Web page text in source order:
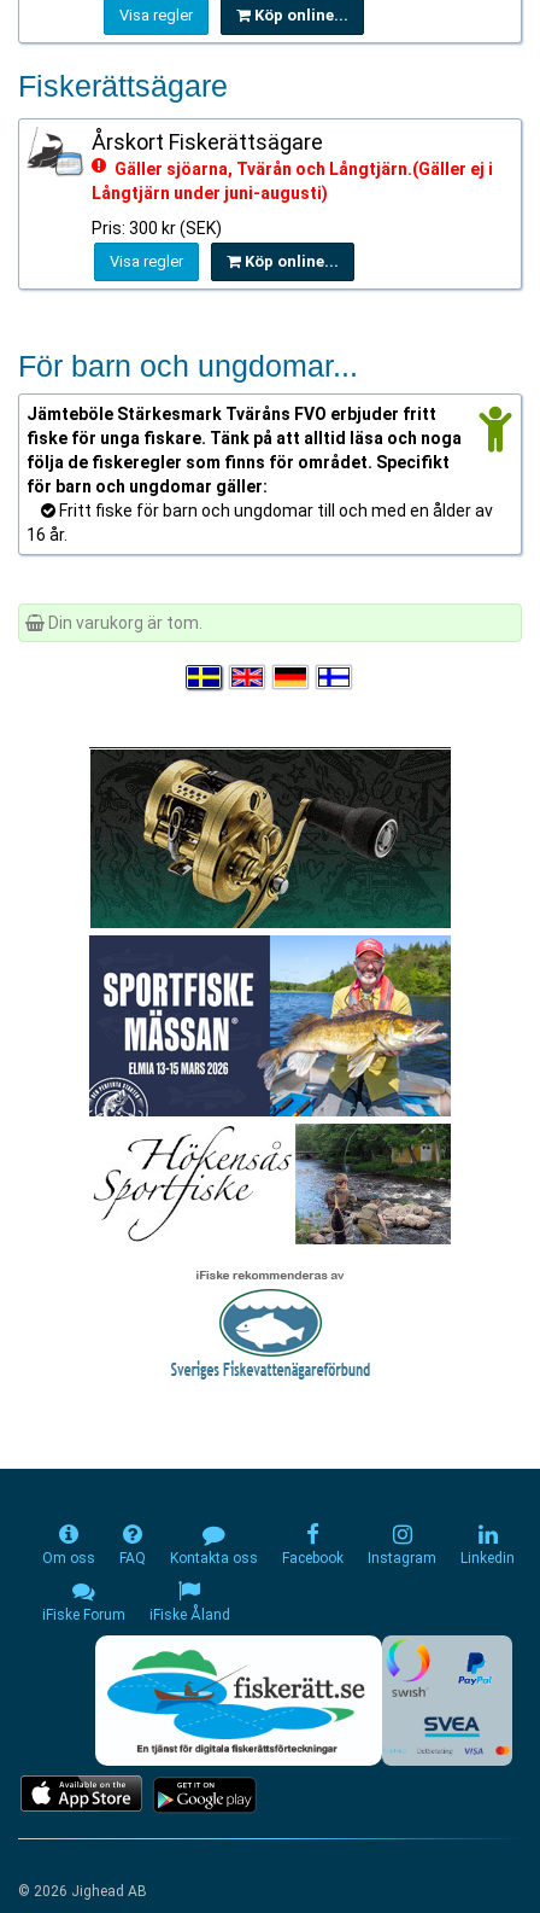
Visa regler Köp online...
Fiskerättsägare
Årskort Fiskerättsägare
Gäller sjöarna, Tvärån och Långtjärn.(Gäller ej i
Långtjärn under juni-augusti)
Pris: 300 kr (SEK)
Visa regler Köp online...
För barn och ungdomar...
Jämteböle Stärkesmark Tväråns FVO erbjuder fritt
fiske för unga fiskare. Tänk på att alltid läsa och noga
följa de fiskeregler som finns för området. Specifikt
för barn och ungdomar gäller:
Fritt fiske för barn och ungdomar till och med en ålder av
16 år.
Din varukorg är tom.
Om oss FAQ Kontakta oss Facebook Instagram Linkedin
iFiske Forum iFiske Åland
© 2026 Jighead AB